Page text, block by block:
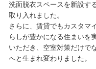
洗面脱衣スペースを新設す
取り入れました。
さらに、賃貸でもカスタマ
らしが豊かになる住まいを
いただき、空室対策だけで
へと生まれ変わりました。